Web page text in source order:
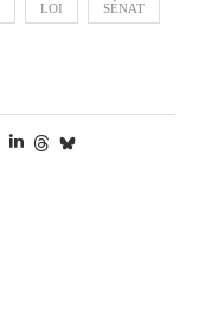
LOI SÉNAT